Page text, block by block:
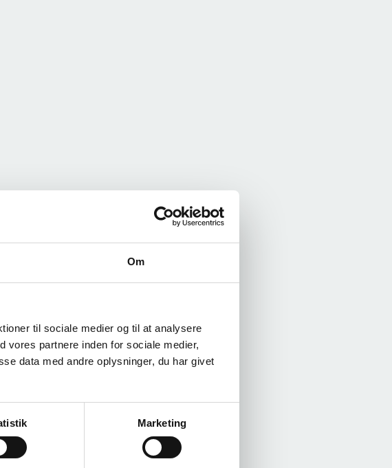
Om
til sociale medier og til at analysere
vores partnere inden for sociale medier,
data med andre oplysninger, du har givet
Marketing